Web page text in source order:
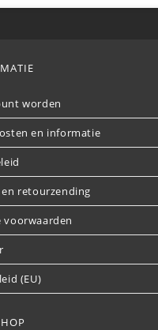
worden
en informatie
en retourzending
voorwaarden
(EU)